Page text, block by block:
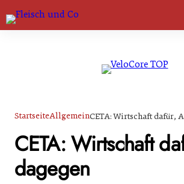
Marktführer
StartseiteAllgemeinCETA: Wirtschaft dafür,
CETA: Wirtschaft
dagegen